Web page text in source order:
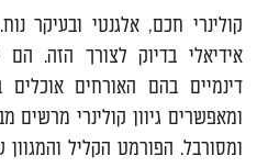
קולינרי חכם, אלגנטי ובעיקר
אידיאלי בדיוק לצורך הזה. הם
דינמיים בהם האורחים
ומאפשרים גיוון קולינרי מרשים
ומסורבל. הפורמט הקליל